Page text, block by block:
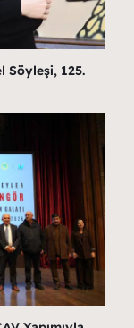
Söyleşi, 125.